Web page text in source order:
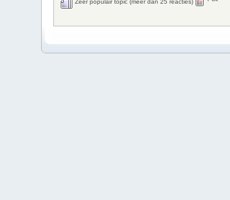
Zeer populair topic (meer dan 25 reacties)